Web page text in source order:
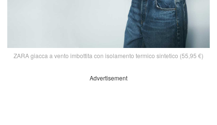
ZARA giacca a vento imbottita con isolamento termico sintetico (55,95 €)
Advertisement